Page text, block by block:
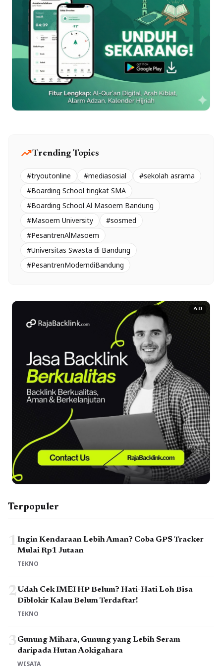
trending_upTrending Topics
#tryoutonline #mediasosial
#sekolah asrama
#Boarding School tingkat SMA
#Boarding School Al Masoem Bandung
#Masoem University
#sosmed
#PesantrenAlMasoem
#Universitas Swasta di Bandung
#PesantrenModerndiBandung
AD
Terpopuler
1Ingin Kendaraan Lebih Aman? Coba GPS Tracker
Mulai Rp1 Jutaan
TEKNO
2Udah Cek IMEI HP Belum? Hati-Hati Loh Bisa
Diblokir Kalau Belum Terdaftar!
TEKNO
3Gunung Mihara, Gunung yang Lebih Seram
daripada Hutan Aokigahara
WISATA